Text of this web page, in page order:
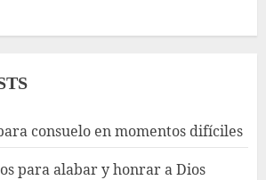
consuelo en momentos difíciles
para alabar y honrar a Dios